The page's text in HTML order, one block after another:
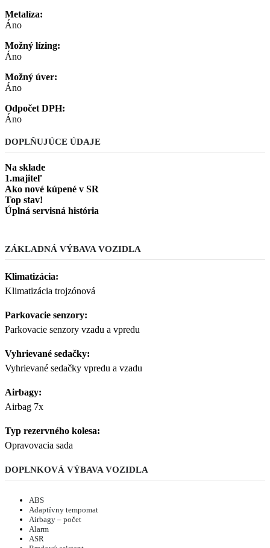
Metalíza:
Áno
Možný lízing:
Áno
Možný úver:
Áno
Odpočet DPH:
Áno
DOPLŇUJÚCE ÚDAJE
Na sklade
1.majiteľ
Ako nové kúpené v SR
Top stav!
Úplná servisná história
ZÁKLADNÁ VÝBAVA VOZIDLA
Klimatizácia:
Klimatizácia trojzónová
Parkovacie senzory:
Parkovacie senzory vzadu a vpredu
Vyhrievané sedačky:
Vyhrievané sedačky vpredu a vzadu
Airbagy:
Airbag 7x
Typ rezervného kolesa:
Opravovacia sada
DOPLNKOVÁ VÝBAVA VOZIDLA
ABS
Adaptívny tempomat
Airbagy – počet
Alarm
ASR